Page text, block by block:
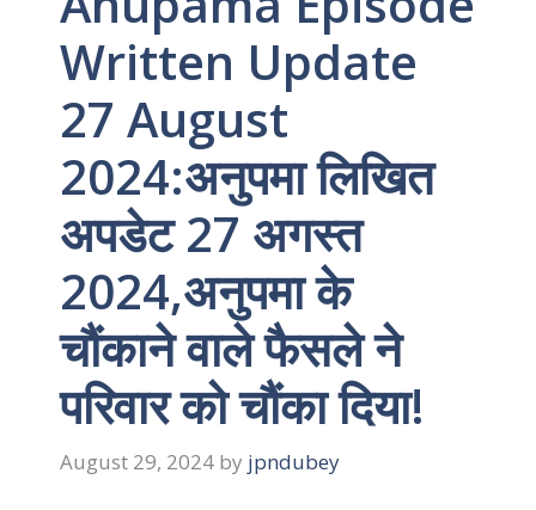
Written Update
27 August
2024:अनुपमा लिखित
अपडेट 27 अगस्त
2024,अनुपमा के
चौंकाने वाले फैसले ने
परिवार को चौंका दिया!
August 29, 2024 by jpndubey